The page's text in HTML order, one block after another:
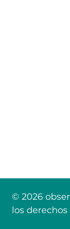
© 2026
los derechos